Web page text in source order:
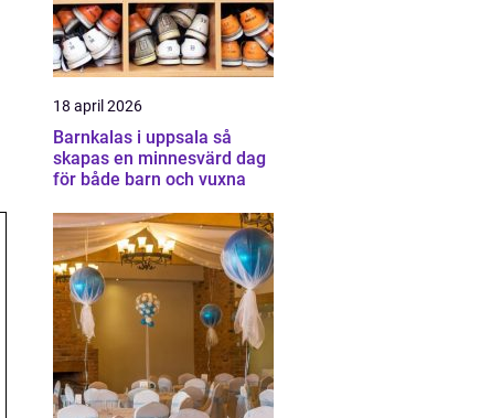
18 april 2026
Barnkalas i uppsala så
skapas en minnesvärd dag
för både barn och vuxna